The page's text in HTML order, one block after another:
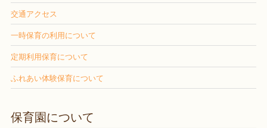
交通アクセス
一時保育の利用について
定期利用保育について
ふれあい体験保育について
保育園について